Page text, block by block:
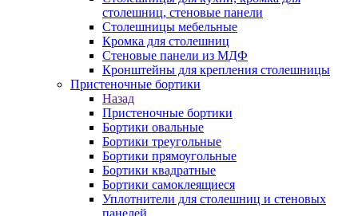
столешниц, стеновые панели
Столешницы мебельные
Кромка для столешниц
Стеновые панели из МДФ
Кронштейны для крепления столешницы
Пристеночные бортики
Назад
Пристеночные бортики
Бортики овальные
Бортики треугольные
Бортики прямоугольные
Бортики квадратные
Бортики самоклеящиеся
Уплотнители для столешниц и стеновых
панелей